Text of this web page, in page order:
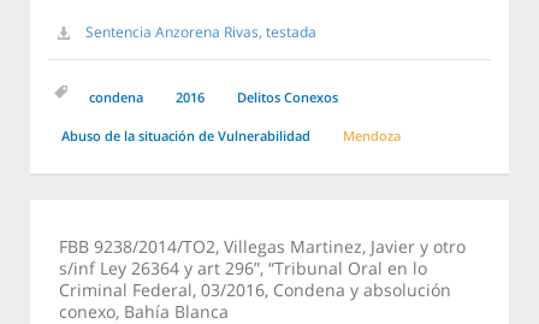
Sentencia Anzorena Rivas, testada
condena 2016 Delitos Conexos
Abuso de la situación de Vulnerabilidad Mendoza
FBB 9238/2014/TO2, Villegas Martinez, Javier y otro
s/inf Ley 26364 y art 296”, “Tribunal Oral en lo
Criminal Federal, 03/2016, Condena y absolución
conexo, Bahía Blanca